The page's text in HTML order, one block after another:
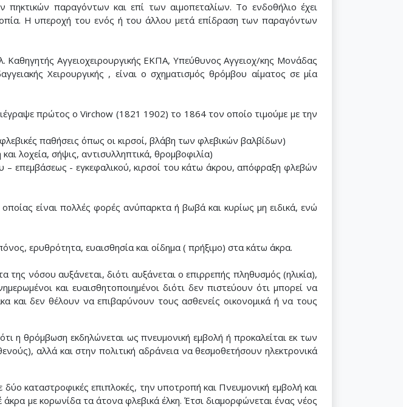
παραγόντων και επί των αιμοπεταλίων. Το ενδοθήλιο έχει
Η υπεροχή του ενός ή του άλλου μετά επίδραση των παραγόντων
Αγγειοχειρουργικής ΕΚΠΑ, Υπεύθυνος Αγγειοχ/κης Μονάδας
Χειρουργικής , είναι ο σχηματισμός θρόμβου αίματος σε μία
πρώτος ο Virchow (1821 1902) το 1864 τον οποίο τιμούμε με την
παθήσεις όπως οι κιρσοί, βλάβη των φλεβικών βαλβίδων)
λοχεία, σήψις, αντισυλληπτικά, θρομβοφιλία)
– επεμβάσεως - εγκεφαλικού, κιρσοί του κάτω άκρου, απόφραξη φλεβών
είναι πολλές φορές ανύπαρκτα ή βωβά και κυρίως μη ειδικά, ενώ
ερυθρότητα, ευαισθησία και οίδημα ( πρήξιμο) στα κάτω άκρα.
νόσου αυξάνεται, διότι αυξάνεται ο επιρρεπής πληθυσμός (ηλικία),
και ευαισθητοποιημένοι διότι δεν πιστεύουν ότι μπορεί να
και δεν θέλουν να επιβαρύνουν τους ασθενείς οικονομικά ή να τους
η θρόμβωση εκδηλώνεται ως πνευμονική εμβολή ή προκαλείται εκ των
αλλά και στην πολιτική αδράνεια να θεσμοθετήσουν ηλεκτρονικά
καταστροφικές επιπλοκές, την υποτροπή και Πνευμονική εμβολή και
με κορωνίδα τα άτονα φλεβικά έλκη. Έτσι διαμορφώνεται ένας νέος